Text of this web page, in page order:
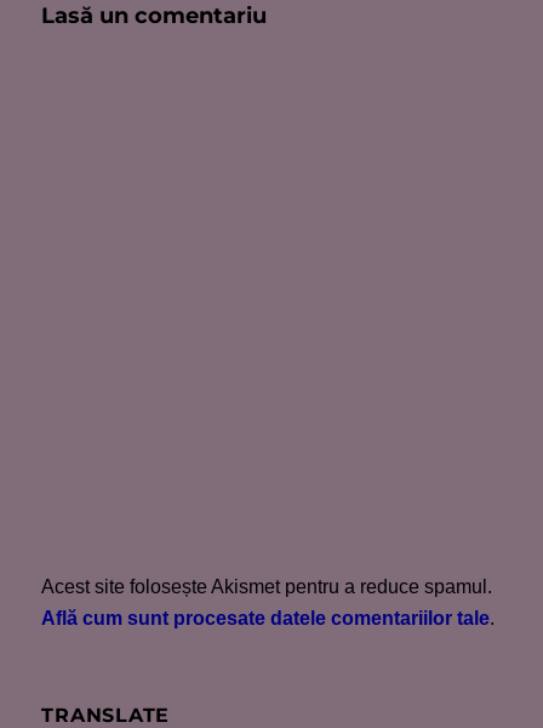
Lasă un comentariu
Acest site folosește Akismet pentru a reduce spamul.
Află cum sunt procesate datele comentariilor tale.
TRANSLATE